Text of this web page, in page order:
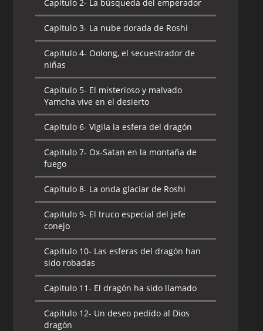
Capitulo 2- La búsqueda del emperador
Capitulo 3- La nube dorada de Roshi
Capitulo 4- Oolong, el secuestrador de
niñas
Capitulo 5- El misterioso y malvado
Yamcha vive en el desierto
Capitulo 6- Vigila la esfera del dragón
Capitulo 7- Ox-Satan en la montaña de
fuego
Capitulo 8- La onda glaciar de Roshi
Capitulo 9- El truco especial del jefe
conejo
Capitulo 10- Las esferas del dragón han
sido robadas
Capitulo 11- El dragón ha sido llamado
Capitulo 12- Un deseo pedido al Dios
dragón